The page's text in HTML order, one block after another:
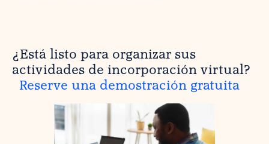
¿Está listo para organizar sus
actividades de incorporación virtual?
Reserve una demostración gratuita